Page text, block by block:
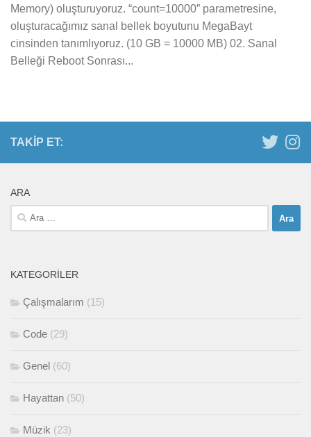
Memory) oluşturuyoruz. “count=10000” parametresine,
oluşturacağımız sanal bellek boyutunu MegaBayt
cinsinden tanımlıyoruz. (10 GB = 10000 MB) 02. Sanal
Belleği Reboot Sonrası...
TAKIP ET:
ARA
Arama:
KATEGORILER
Çalışmalarım (15)
Code (29)
Genel (60)
Hayattan (50)
Müzik (23)